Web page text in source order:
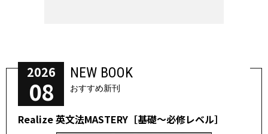
2026
08
NEW BOOK
おすすめ新刊
Realize 英文法MASTERY［基礎～必修レベル］